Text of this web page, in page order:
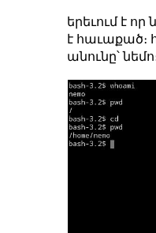
երեւում է որ
է հաւաքած։
անունը՝